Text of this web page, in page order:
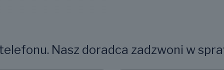
Nasz doradca zadzwoni w